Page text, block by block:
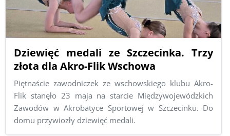
Dziewięć medali ze Szczecinka. Trzy
złota dla Akro-Flik Wschowa
Piętnaście zawodniczek ze wschowskiego klubu Akro-
Flik stanęło 23 maja na starcie Międzywojewódzkich
Zawodów w Akrobatyce Sportowej w Szczecinku. Do
domu przywiozły dziewięć medali.